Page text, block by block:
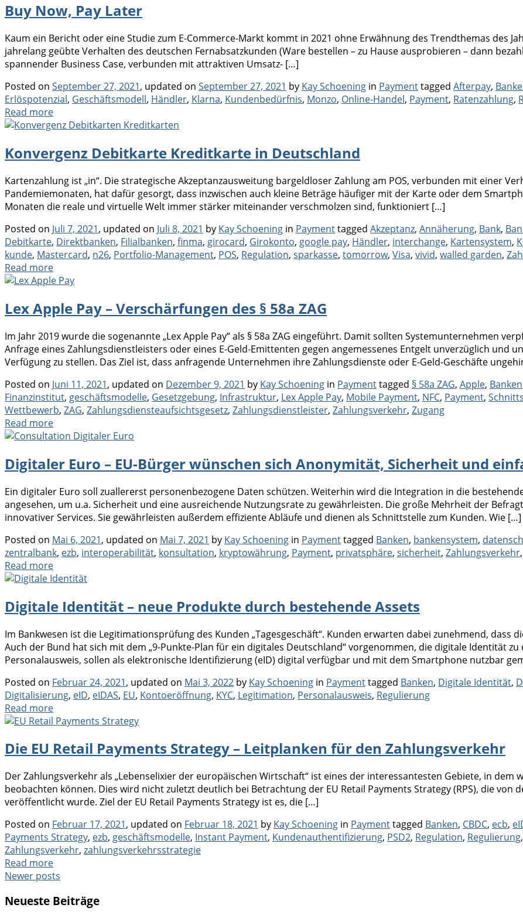
Buy Now, Pay Later
Kaum ein Bericht oder eine Studie zum E-Commerce-Markt kommt in 2021 ohne Erwähnung des Trendthemas des
jahrelang geübte Verhalten des deutschen Fernabsatzkunden (Ware bestellen – zu Hause ausprobieren – dann
spannender Business Case, verbunden mit attraktiven Umsatz- […]
Posted on September 27, 2021, updated on September 27, 2021 by Kay Schoening in Categories
Paymenttagged Tags
Afterpay,
Erlöspotenzial, Geschäftsmodell, Händler, Klarna, Kundenbedürfnis, Monzo, Online-Handel, Payment, Ratenzahlung,
Read more
Konvergenz Debitkarte Kreditkarte in Deutschland
Kartenzahlung ist „in“. Die strategische Akzeptanzausweitung bargeldloser Zahlung am POS, verbunden mit einer
Pandemiemonaten, hat dafür gesorgt, dass inzwischen auch kleine Beträge häufiger mit der Karte oder dem
Monaten die reale und virtuelle Welt immer stärker miteinander verschmolzen sind, funktioniert […]
Posted on Juli 7, 2021, updated on Juli 8, 2021 by Kay Schoening in Categories
Paymenttagged Tags
Akzeptanz, Annäherung, Bank,
Debitkarte, Direktbanken, Filialbanken, finma, girocard, Girokonto, google pay, Händler, interchange, Kartensystem,
kunde, Mastercard, n26, Portfolio-Management, POS, Regulation, sparkasse, tomorrow, Visa, vivid, walled garden,
Read more
Lex Apple Pay – Verschärfungen des § 58a ZAG
Im Jahr 2019 wurde die sogenannte „Lex Apple Pay“ als § 58a ZAG eingeführt. Damit sollten Systemunternehmen
Anfrage eines Zahlungsdienstleisters oder eines E-Geld-Emittenten gegen angemessenes Entgelt unverzüglich und
Verfügung zu stellen. Das Ziel ist, dass anfragende Unternehmen ihre Zahlungsdienste oder E-Geld-Geschäfte
Posted on Juni 11, 2021, updated on Dezember 9, 2021 by Kay Schoening in Categories
Paymenttagged Tags
§ 58a ZAG, Apple, Banken
Finanzinstitut, geschäftsmodelle, Gesetzgebung, Infrastruktur, Lex Apple Pay, Mobile Payment, NFC, Payment,
Wettbewerb, ZAG, Zahlungsdiensteaufsichtsgesetz, Zahlungsdienstleister, Zahlungsverkehr, Zugang
Read more
Digitaler Euro – EU-Bürger wünschen sich Anonymität, Sicherheit und
Ein digitaler Euro soll zuallererst personenbezogene Daten schützen. Weiterhin wird die Integration in die
angesehen, um u.a. Sicherheit und eine ausreichende Nutzungsrate zu gewährleisten. Die große Mehrheit der
innovativer Services. Sie gewährleisten außerdem effiziente Abläufe und dienen als Schnittstelle zum Kunden. Wie […]
Posted on Mai 6, 2021, updated on Mai 7, 2021 by Kay Schoening in Categories
Paymenttagged Tags
Banken, bankensystem,
zentralbank, ezb, interoperabilität, konsultation, kryptowährung, Payment, privatsphäre, sicherheit, Zahlungsverkehr,
Read more
Digitale Identität – neue Produkte durch bestehende Assets
Im Bankwesen ist die Legitimationsprüfung des Kunden „Tagesgeschäft“. Kunden erwarten dabei zunehmend,
Auch der Bund hat sich mit dem „9-Punkte-Plan für ein digitales Deutschland“ vorgenommen, die digitale Identität
Personalausweis, sollen als elektronische Identifizierung (eID) digital verfügbar und mit dem Smartphone nutzbar
Posted on Februar 24, 2021, updated on Mai 3, 2022 by Kay Schoening in Categories
Paymenttagged Tags
Banken, Digitale Identität,
Digitalisierung, eID, eIDAS, EU, Kontoeröffnung, KYC, Legitimation, Personalausweis, Regulierung
Read more
Die EU Retail Payments Strategy – Leitplanken für den Zahlungsverkehr
Der Zahlungsverkehr als „Lebenselixier der europäischen Wirtschaft“ ist eines der interessantesten Gebiete, in dem
beobachten können. Dies wird nicht zuletzt deutlich bei Betrachtung der EU Retail Payments Strategy (RPS), die von
veröffentlicht wurde. Ziel der EU Retail Payments Strategy ist es, die […]
Posted on Februar 17, 2021, updated on Februar 18, 2021 by Kay Schoening in Categories
Paymenttagged Tags
Banken, CBDC, ecb,
Payments Strategy, ezb, geschäftsmodelle, Instant Payment, Kundenauthentifizierung, PSD2, Regulation, Regulierung,
Zahlungsverkehr, zahlungsverkehrsstrategie
Read more
Post
navigation
Newer posts
Neueste Beiträge